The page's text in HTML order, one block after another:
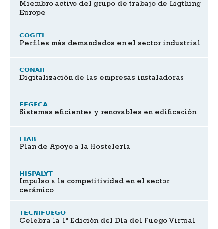
Miembro activo del grupo de trabajo de Ligthing
Europe
COGITI
Perfiles más demandados en el sector industrial
CONAIF
Digitalización de las empresas instaladoras
FEGECA
Sistemas eficientes y renovables en edificación
FIAB
Plan de Apoyo a la Hostelería
HISPALYT
Impulso a la competitividad en el sector
cerámico
TECNIFUEGO
Celebra la 1ª Edición del Día del Fuego Virtual